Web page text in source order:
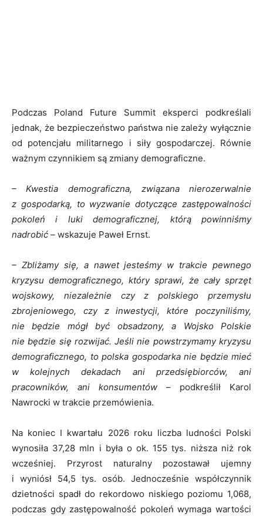
Podczas Poland Future Summit eksperci podkreślali
jednak, że bezpieczeństwo państwa nie zależy wyłącznie
od potencjału militarnego i siły gospodarczej. Równie
ważnym czynnikiem są zmiany demograficzne.
– Kwestia demograficzna, związana nierozerwalnie
z gospodarką, to wyzwanie dotyczące zastępowalności
pokoleń i luki demograficznej, którą powinniśmy
nadrobić – wskazuje Paweł Ernst.
– Zbliżamy się, a nawet jesteśmy w trakcie pewnego
kryzysu demograficznego, który sprawi, że cały sprzęt
wojskowy, niezależnie czy z polskiego przemysłu
zbrojeniowego, czy z inwestycji, które poczyniliśmy,
nie będzie mógł być obsadzony, a Wojsko Polskie
nie będzie się rozwijać. Jeśli nie powstrzymamy kryzysu
demograficznego, to polska gospodarka nie będzie mieć
w kolejnych dekadach ani przedsiębiorców, ani
pracowników, ani konsumentów – podkreślił Karol
Nawrocki w trakcie przemówienia.
Na koniec I kwartału 2026 roku liczba ludności Polski
wynosiła 37,28 mln i była o ok. 155 tys. niższa niż rok
wcześniej. Przyrost naturalny pozostawał ujemny
i wyniósł 54,5 tys. osób. Jednocześnie współczynnik
dzietności spadł do rekordowo niskiego poziomu 1,068,
podczas gdy zastępowalność pokoleń wymaga wartości